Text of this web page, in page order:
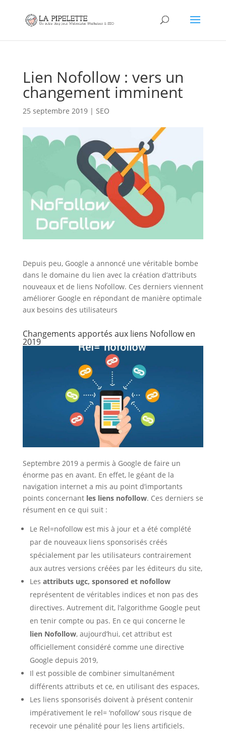
Lien Nofollow : vers un
changement imminent
25 septembre 2019| SEO
Depuis peu, Google a annoncé une véritable bombe
dans le domaine du lien avec la création d’attributs
nouveaux et de liens Nofollow. Ces derniers viennent
améliorer Google en répondant de manière optimale
aux besoins des utilisateurs
Changements apportés aux liens Nofollow en
2019
Septembre 2019 a permis à Google de faire un
énorme pas en avant. En effet, le géant de la
navigation internet a mis au point d’importants
points concernant les liens nofollow. Ces derniers se
résument en ce qui suit :
Le Rel=nofollow est mis à jour et a été complété
par de nouveaux liens sponsorisés créés
spécialement par les utilisateurs contrairement
aux autres versions créées par les éditeurs du site,
Les attributs ugc, sponsored et nofollow
représentent de véritables indices et non pas des
directives. Autrement dit, l’algorithme Google peut
en tenir compte ou pas. En ce qui concerne le
lien Nofollow, aujourd’hui, cet attribut est
officiellement considéré comme une directive
Google depuis 2019,
Il est possible de combiner simultanément
différents attributs et ce, en utilisant des espaces,
Les liens sponsorisés doivent à présent contenir
impérativement le rel= ‘nofollow’ sous risque de
recevoir une pénalité pour les liens artificiels.